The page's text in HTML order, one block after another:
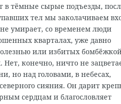
в тёмные сырые подъезды,
тел мы заколачиваем
не умирает, со временем люди
кварталах, уже давно
или избитых
Нет, конечно, ничто не
но над головами, в небесах,
сияния. Он дарит
сердцам и благословляет